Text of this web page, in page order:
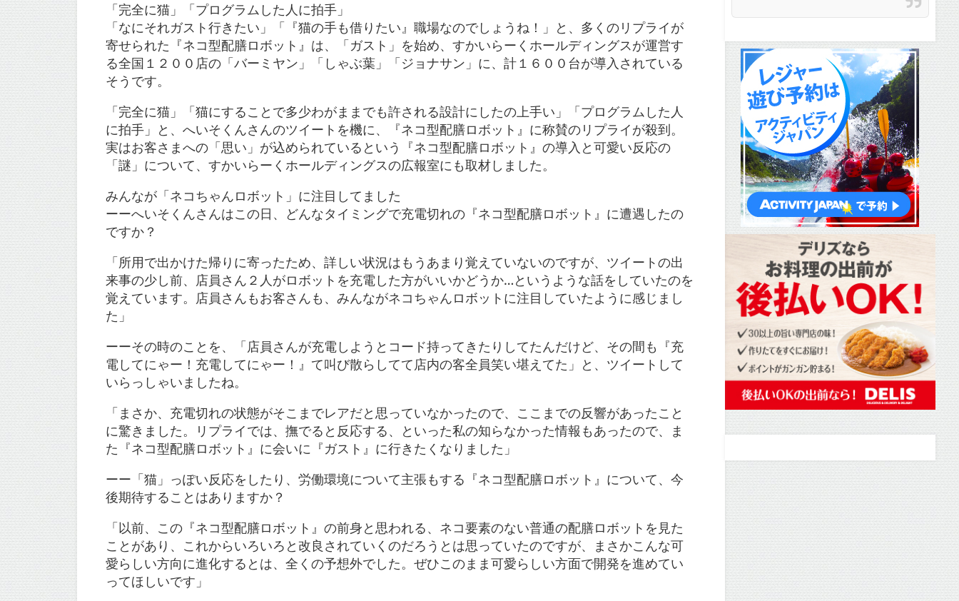
「完全に猫」「プログラムした人に拍手」
「なにそれガスト行きたい」「『猫の手も借りたい』職場なのでしょうね！」と、多くのリプライが
寄せられた『ネコ型配膳ロボット』は、「ガスト」を始め、すかいらーくホールディングスが運営す
る全国１２００店の「バーミヤン」「しゃぶ葉」「ジョナサン」に、計１６００台が導入されている
そうです。
「完全に猫」「猫にすることで多少わがままでも許される設計にしたの上手い」「プログラムした人
に拍手」と、へいそくんさんのツイートを機に、『ネコ型配膳ロボット』に称賛のリプライが殺到。
実はお客さまへの「思い」が込められているという『ネコ型配膳ロボット』の導入と可愛い反応の
「謎」について、すかいらーくホールディングスの広報室にも取材しました。
みんなが「ネコちゃんロボット」に注目してました
ーーへいそくんさんはこの日、どんなタイミングで充電切れの『ネコ型配膳ロボット』に遭遇したの
ですか？
「所用で出かけた帰りに寄ったため、詳しい状況はもうあまり覚えていないのですが、ツイートの出
来事の少し前、店員さん２人がロボットを充電した方がいいかどうか…というような話をしていたのを
覚えています。店員さんもお客さんも、みんながネコちゃんロボットに注目していたように感じまし
た」
ーーその時のことを、「店員さんが充電しようとコード持ってきたりしてたんだけど、その間も『充
電してにゃー！充電してにゃー！』て叫び散らしてて店内の客全員笑い堪えてた」と、ツイートして
いらっしゃいましたね。
「まさか、充電切れの状態がそこまでレアだと思っていなかったので、ここまでの反響があったこと
に驚きました。リプライでは、撫でると反応する、といった私の知らなかった情報もあったので、ま
た『ネコ型配膳ロボット』に会いに『ガスト』に行きたくなりました」
ーー「猫」っぽい反応をしたり、労働環境について主張もする『ネコ型配膳ロボット』について、今
後期待することはありますか？
「以前、この『ネコ型配膳ロボット』の前身と思われる、ネコ要素のない普通の配膳ロボットを見た
ことがあり、これからいろいろと改良されていくのだろうとは思っていたのですが、まさかこんな可
愛らしい方向に進化するとは、全くの予想外でした。ぜひこのまま可愛らしい方面で開発を進めてい
ってほしいです」